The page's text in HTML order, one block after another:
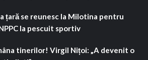
țară se reunesc la Milotina pentru
la pescuit sportiv
tinerilor! Virgil Nițoi: „A devenit o